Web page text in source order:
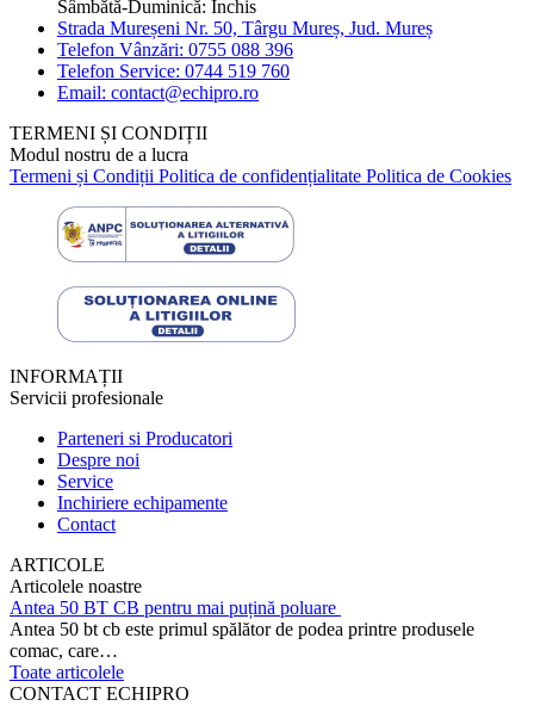
Sâmbătă-Duminică: Închis
Strada Mureșeni Nr. 50, Târgu Mureș, Jud. Mureș
Telefon Vânzări: 0755 088 396
Telefon Service: 0744 519 760
Email: contact@echipro.ro
TERMENI ȘI CONDIȚII
Modul nostru de a lucra
Termeni și Condiții Politica de confidențialitate Politica de Cookies
INFORMAȚII
Servicii profesionale
Parteneri si Producatori
Despre noi
Service
Inchiriere echipamente
Contact
ARTICOLE
Articolele noastre
Antea 50 BT CB pentru mai puțină poluare
Antea 50 bt cb este primul spălător de podea printre produsele
comac, care…
Toate articolele
CONTACT ECHIPRO